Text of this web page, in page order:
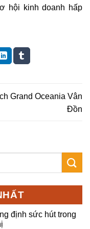
hội kinh doanh hấp
Grand Oceania Vân
Đồn
định sức hút trong